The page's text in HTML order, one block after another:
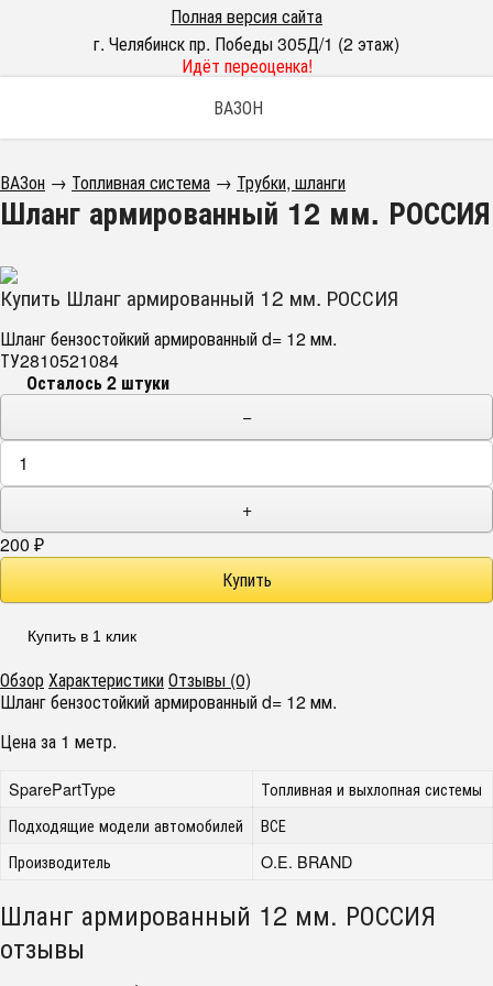
Полная версия сайта
г. Челябинск пр. Победы 305Д/1 (2 этаж)
Идёт переоценка!
ВАЗОН
ВАЗон → Топливная система → Трубки, шланги
Шланг армированный 12 мм. РОССИЯ
Купить Шланг армированный 12 мм. РОССИЯ
Шланг бензостойкий армированный d= 12 мм.
ТУ2810521084
Осталось 2 штуки
−
+
200 ₽
Купить в 1 клик
ОбзорХарактеристикиОтзывы (0)
Шланг бензостойкий армированный d= 12 мм.
Цена за 1 метр.
SparePartType
Топливная и выхлопная системы
Подходящие модели автомобилей
ВСЕ
Производитель
O.E. BRAND
Шланг армированный 12 мм. РОССИЯ
отзывы